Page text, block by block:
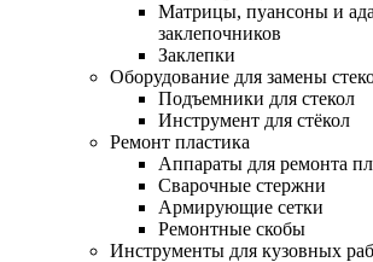
Матрицы, пуансоны и
заклепочников
Заклепки
Оборудование для замены
Подъемники для стекол
Инструмент для стёкол
Ремонт пластика
Аппараты для ремонта
Сварочные стержни
Армирующие сетки
Ремонтные скобы
Инструменты для кузовных